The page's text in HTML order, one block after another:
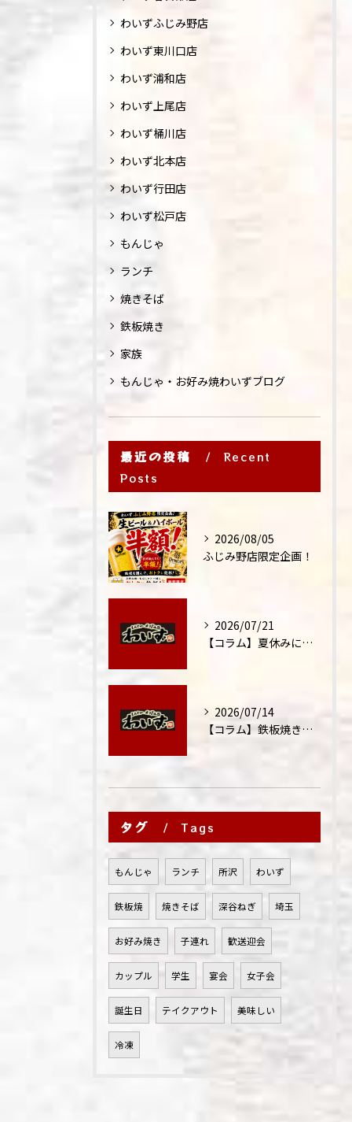
わいずふじみ野店
わいず東川口店
わいず浦和店
わいず上尾店
わいず桶川店
わいず北本店
わいず行田店
わいず松戸店
もんじゃ
ランチ
焼きそば
鉄板焼き
家族
もんじゃ・お好み焼わいずブログ
最近の投稿
Recent
Posts
2026/08/05
ふじみ野店限定企画！
2026/07/21
【コラム】夏休みに家族外食が増える理由
2026/07/14
【コラム】鉄板焼きが"コミュニケーション飯"と呼ばれる理由
タグ Tags
もんじゃ ランチ 所沢 わいず
鉄板焼 焼きそば 深谷ねぎ 埼玉
お好み焼き 子連れ 歓送迎会
カップル 学生 宴会 女子会
誕生日 テイクアウト 美味しい
冷凍